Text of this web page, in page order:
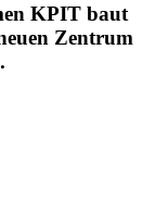
KPIT baut
Zentrum